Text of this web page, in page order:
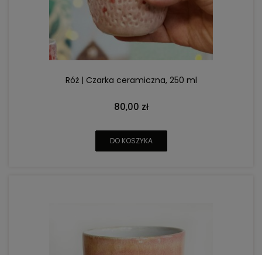
Róż | Czarka ceramiczna, 250 ml
80,00 zł
DO KOSZYKA